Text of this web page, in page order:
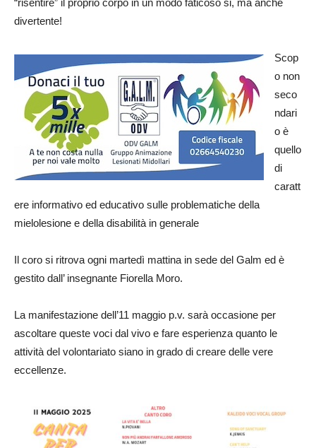
“risentire” il proprio corpo in un modo faticoso si, ma anche
divertente!
Scop
o non
seco
ndari
o è
quello
di
caratt
ere informativo ed educativo sulle problematiche della
mielolesione e della disabilità in generale
Il coro si ritrova ogni martedì mattina in sede del Galm ed è
gestito dall’ insegnante Fiorella Moro.
La manifestazione dell’11 maggio p.v. sarà occasione per
ascoltare queste voci dal vivo e fare esperienza quanto le
attività del volontariato siano in grado di creare delle vere
eccellenze.